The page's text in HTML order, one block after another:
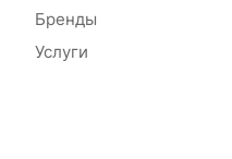
Бренды
Услуги